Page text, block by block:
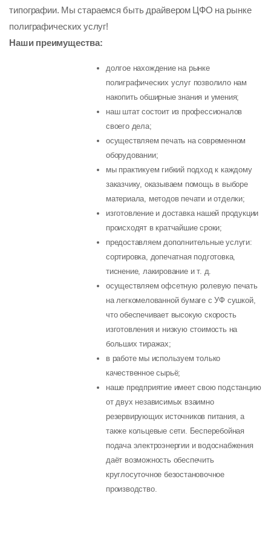
типографии. Мы стараемся быть драйвером ЦФО на рынке
полиграфических услуг!
Наши преимущества:
долгое нахождение на рынке
полиграфических услуг позволило нам
накопить обширные знания и умения;
наш штат состоит из профессионалов
своего дела;
осуществляем печать на современном
оборудовании;
мы практикуем гибкий подход к каждому
заказчику, оказываем помощь в выборе
материала, методов печати и отделки;
изготовление и доставка нашей продукции
происходят в кратчайшие сроки;
предоставляем дополнительные услуги:
сортировка, допечатная подготовка,
тиснение, лакирование и т. д.
осуществляем офсетную ролевую печать
на легкомелованной бумаге с УФ сушкой,
что обеспечивает высокую скорость
изготовления и низкую стоимость на
больших тиражах;
в работе мы используем только
качественное сырьё;
наше предприятие имеет свою подстанцию
от двух независимых взаимно
резервирующих источников питания, а
также кольцевые сети. Бесперебойная
подача электроэнергии и водоснабжения
даёт возможность обеспечить
круглосуточное безостановочное
производство.